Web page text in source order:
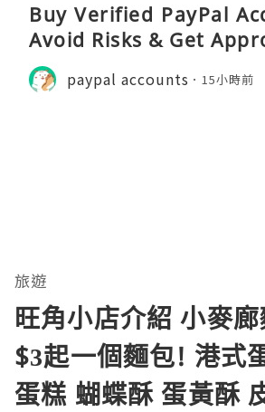
Buy Verified PayPal
Avoid Risks & Get
paypal accounts 15小時前
旅遊
旺角小店介紹 小麥
$3起一個麵包! 港式
蛋糕 蝴蝶酥 蛋黃酥